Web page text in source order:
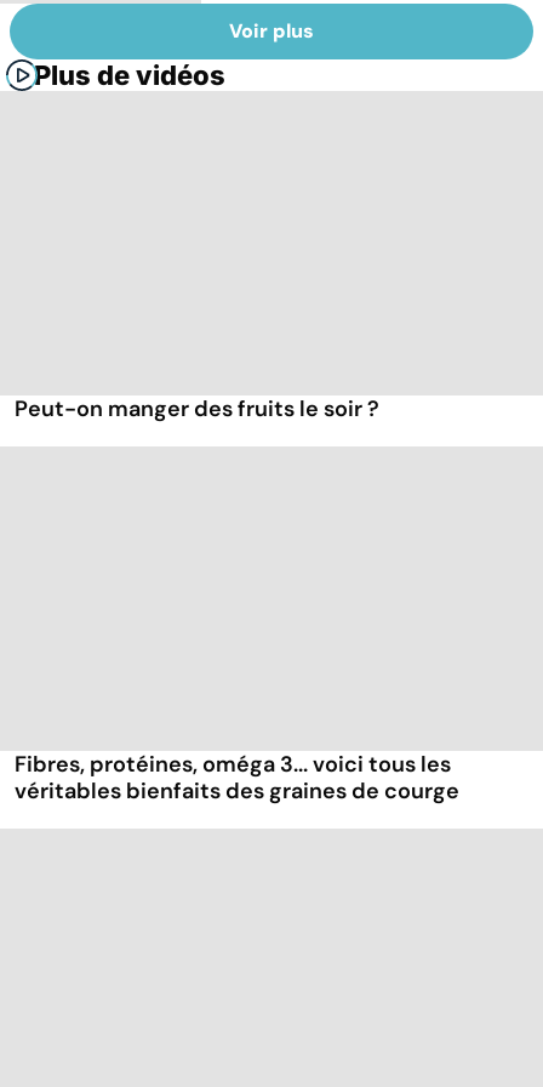
Voir plus
Plus de vidéos
Peut-on manger des fruits le soir ?
Fibres, protéines, oméga 3... voici tous les
véritables bienfaits des graines de courge